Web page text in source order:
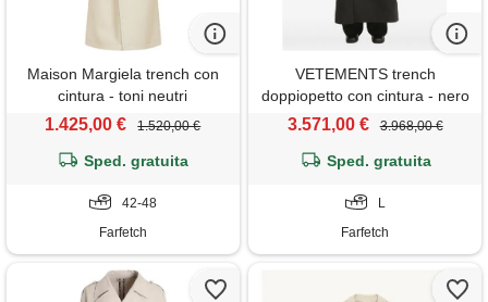
Maison Margiela trench con
cintura - toni neutri
1.425,00 € 1.520,00 €
Sped. gratuita
42-48
Farfetch
VETEMENTS trench
doppiopetto con cintura - nero
3.571,00 € 3.968,00 €
Sped. gratuita
L
Farfetch